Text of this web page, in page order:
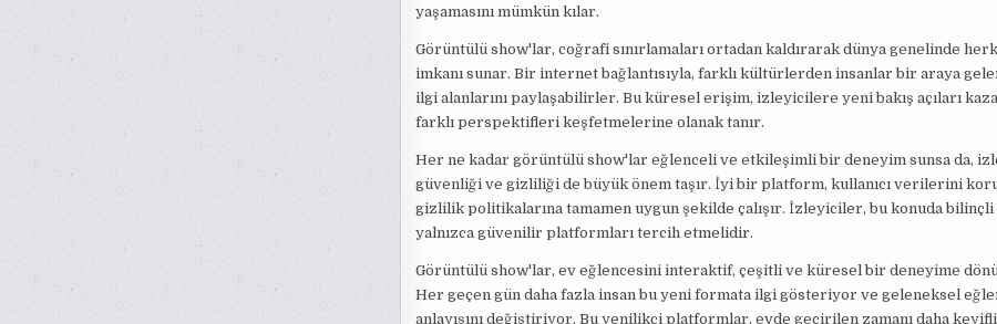
yaşamasını mümkün kılar.
Görüntülü show'lar, coğrafi sınırlamaları ortadan kaldırarak dünya genelinde
imkanı sunar. Bir internet bağlantısıyla, farklı kültürlerden insanlar bir araya
ilgi alanlarını paylaşabilirler. Bu küresel erişim, izleyicilere yeni bakış açıları
farklı perspektifleri keşfetmelerine olanak tanır.
Her ne kadar görüntülü show'lar eğlenceli ve etkileşimli bir deneyim sunsa da,
güvenliği ve gizliliği de büyük önem taşır. İyi bir platform, kullanıcı verilerini
gizlilik politikalarına tamamen uygun şekilde çalışır. İzleyiciler, bu konuda bilinçli
yalnızca güvenilir platformları tercih etmelidir.
Görüntülü show'lar, ev eğlencesini interaktif, çeşitli ve küresel bir deneyime
Her geçen gün daha fazla insan bu yeni formata ilgi gösteriyor ve geleneksel
anlayışını değiştiriyor. Bu yenilikçi platformlar, evde geçirilen zamanı daha